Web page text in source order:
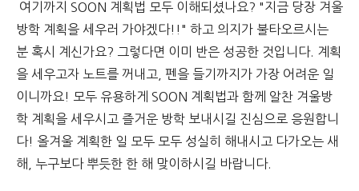
여기까지 SOON 계획법 모두 이해되셨나요? "지금 당장 겨울
방학 계획을 세우러 가야겠다!!" 하고 의지가 불타오르시는
분 혹시 계신가요? 그렇다면 이미 반은 성공한 것입니다. 계획
을 세우고자 노트를 꺼내고, 펜을 들기까지가 가장 어려운 일
이니까요! 모두 유용하게 SOON 계획법과 함께 알찬 겨울방
학 계획을 세우시고 즐거운 방학 보내시길 진심으로 응원합니
다! 올겨울 계획한 일 모두 모두 성실히 해내시고 다가오는 새
해, 누구보다 뿌듯한 한 해 맞이하시길 바랍니다.